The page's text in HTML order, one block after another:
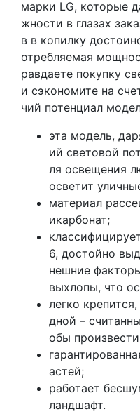
марки LG, которые
жности в глазах
в в копилку
отребляемая
равдаете покупку
и сэкономите на
чий потенциал
эта модель,
ий световой
ля освещения
осветит
материал
икарбонат;
6, достойно
нешние
выхлопы, что
легко
дной –
обы
астей;
работает
ландшафт.